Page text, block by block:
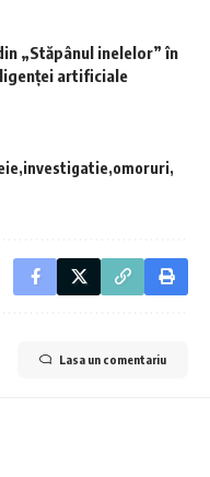
„Stăpânul inelelor” în
artificiale
investigatie omoruri
Lasa un comentariu